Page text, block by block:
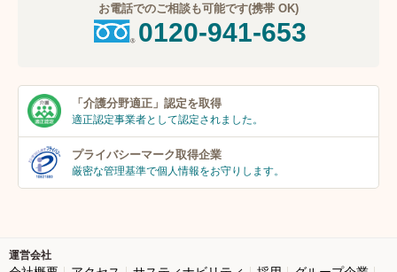
お電話でのご相談も可能です(携帯 OK)
0120-941-653
「介護分野適正」 認定を取得
適正認定事業者として認定されました。
プライバシーマーク取得企業
厳密な管理基準で個人情報をお守りします。
運営会社